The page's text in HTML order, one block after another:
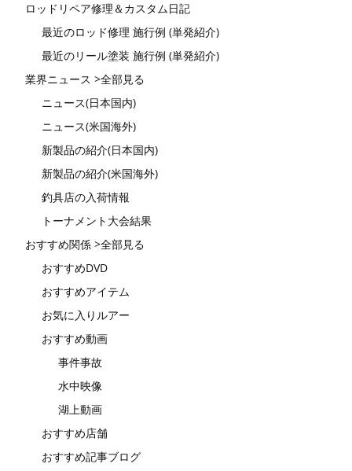
ロッドリペア修理＆カスタム日記
最近のロッド修理 施行例 (単発紹介)
最近のリール塗装 施行例 (単発紹介)
業界ニュース >全部見る
ニュース(日本国内)
ニュース(米国海外)
新製品の紹介(日本国内)
新製品の紹介(米国海外)
釣具店の入荷情報
トーナメント大会結果
おすすめ関係 >全部見る
おすすめDVD
おすすめアイテム
お気に入りルアー
おすすめ動画
事件事故
水中映像
湖上動画
おすすめ店舗
おすすめ記事ブログ